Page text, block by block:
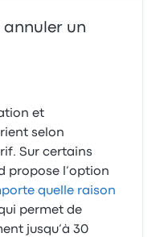
annuler un
et
selon
Sur certains
propose l’option
quelle raison
permet de
jusqu’à 30